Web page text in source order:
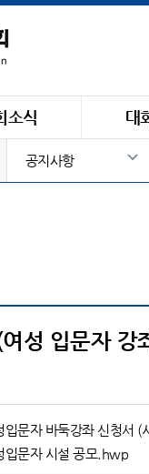
소식 대
공지사항
성 입문자 강
입문자 바둑강좌 신청서 (
입문자 시설 공모.hwp